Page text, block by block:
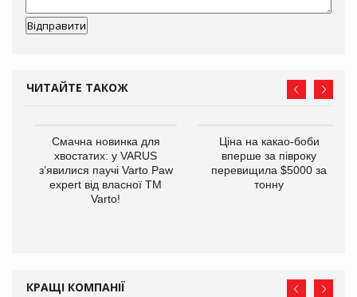
ЧИТАЙТЕ ТАКОЖ
Смачна новинка для
хвостатих: у VARUS
з’явилися паучі Varto Paw
expert від власної ТМ
Varto!
Ціна на какао-боби
вперше за півроку
перевищила $5000 за
тонну
КРАЩІ КОМПАНІЇ